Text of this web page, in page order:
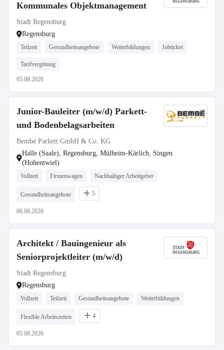
Kommunales Objektmanagement
Stadt Regensburg
Regensburg
Teilzeit Gesundheitsangebote Weiterbildungen Jobticket
Tarifvergütung
05.08.2026
Junior-Bauleiter (m/w/d) Parkett-
und Bodenbelagsarbeiten
Bembé Parkett GmbH & Co. KG
Halle (Saale), Regensburg, Mülheim-Kärlich, Singen
(Hohentwiel)
Vollzeit Firmenwagen Nachhaltiger Arbeitgeber
Gesundheitsangebote 5
06.08.2026
Architekt / Bauingenieur als
Seniorprojektleiter (m/w/d)
Stadt Regensburg
Regensburg
Vollzeit Teilzeit Gesundheitsangebote Weiterbildungen
Flexible Arbeitszeiten 4
05.08.2026